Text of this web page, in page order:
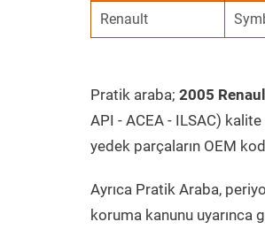
Renault
Pratik araba; 2005
API - ACEA - ILSAC)
yedek parçaların OEM
Ayrıca Pratik Araba,
koruma kanunu uyarınca